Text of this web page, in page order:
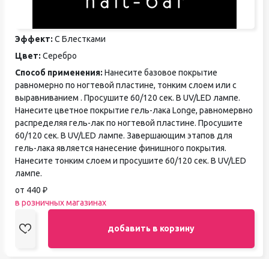
Эффект: С Блестками
Цвет: Серебро
Способ применения: Нанесите базовое покрытие
равномерно по ногтевой пластине, тонким слоем или с
выравниванием . Просушите 60/120 сек. В UV/LED лампе.
Нанесите цветное покрытие гель-лака Longe, равномервно
распределяя гель-лак по ногтевой пластине. Просушите
60/120 сек. В UV/LED лампе. Завершающим этапов для
гель-лака является нанесение финишного покрытия.
Нанесите тонким слоем и просушите 60/120 сек. В UV/LED
лампе.
от 440 ₽
в розничных магазинах
добавить в корзину